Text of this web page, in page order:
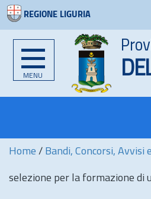
REGIONE LIGURIA
MENU
Home / Bandi, Concorsi,
selezione per la formazione di